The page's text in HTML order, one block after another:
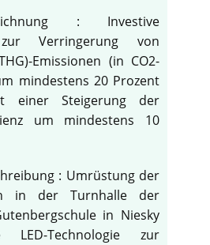
: Investive
Verringerung von
Emissionen (in CO2-
mindestens 20 Prozent
einer Steigerung der
um mindestens 10
: Umrüstung der
in der Turnhalle der
in Niesky
Technologie zur